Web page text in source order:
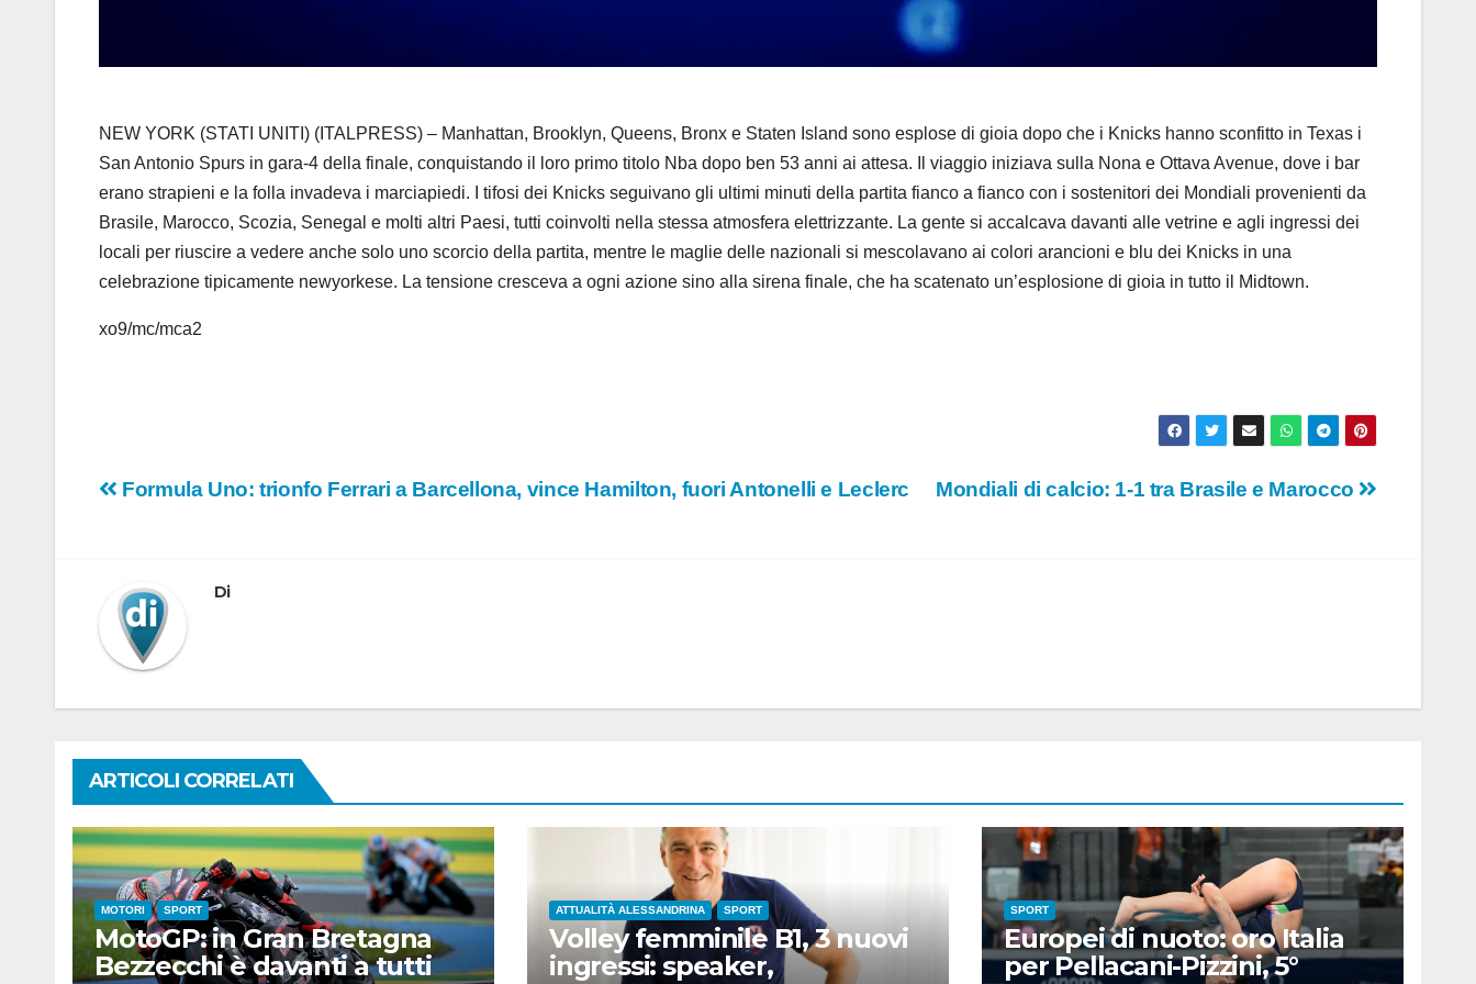
e
o
NEW YORK (STATI UNITI) (ITALPRESS) – Manhattan, Brooklyn, Queens, Bronx e Staten Island sono esplose di gioia dopo che i Knicks hanno sconfitto in Texas i
San Antonio Spurs in gara-4 della finale, conquistando il loro primo titolo Nba dopo ben 53 anni ai attesa. Il viaggio iniziava sulla Nona e Ottava Avenue, dove i bar
erano strapieni e la folla invadeva i marciapiedi. I tifosi dei Knicks seguivano gli ultimi minuti della partita fianco a fianco con i sostenitori dei Mondiali provenienti da
Brasile, Marocco, Scozia, Senegal e molti altri Paesi, tutti coinvolti nella stessa atmosfera elettrizzante. La gente si accalcava davanti alle vetrine e agli ingressi dei
locali per riuscire a vedere anche solo uno scorcio della partita, mentre le maglie delle nazionali si mescolavano ai colori arancioni e blu dei Knicks in una
celebrazione tipicamente newyorkese. La tensione cresceva a ogni azione sino alla sirena finale, che ha scatenato un’esplosione di gioia in tutto il Midtown.
xo9/mc/mca2
Navigazione
Mondiali di calcio: 1-1 tra Brasile e Marocco
Formula Uno: trionfo Ferrari a Barcellona, vince Hamilton, fuori Antonelli e Leclerc
Di
ARTICOLI CORRELATI
MOTORI SPORT
MotoGP: in Gran Bretagna
Bezzecchi è davanti a tutti
ATTUALITÀ ALESSANDRINA SPORT
Volley femminile B1, 3 nuovi
ingressi: speaker,
SPORT
Europei di nuoto: oro Italia
per Pellacani-Pizzini, 5°